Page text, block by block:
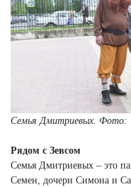
Семья Дмитриевых. Фото:
Рядом с Зевсом
Семья Дмитриевых – это
Семен, дочери Симона и